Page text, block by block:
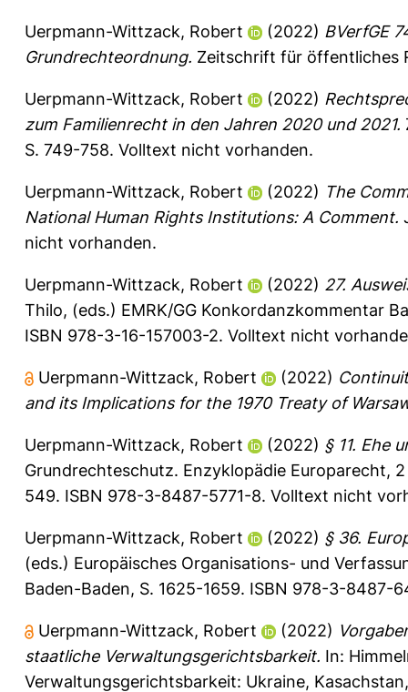
Uerpmann-Wittzack, Robert (2022) BVerfGE
Grundrechteordnung. Zeitschrift für öffentliches
Uerpmann-Wittzack, Robert (2022)
zum Familienrecht in den Jahren 2020 und 2021.
S. 749-758. Volltext nicht vorhanden.
Uerpmann-Wittzack, Robert (2022) The
National Human Rights Institutions: A Comment.
nicht vorhanden.
Uerpmann-Wittzack, Robert (2022) 27.
Thilo, (eds.) EMRK/GG Konkordanzkommentar
ISBN 978-3-16-157003-2. Volltext nicht
Uerpmann-Wittzack, Robert (2022)
and its Implications for the 1970 Treaty of
Uerpmann-Wittzack, Robert (2022) § 11. Ehe
Grundrechteschutz. Enzyklopädie Europarecht,
549. ISBN 978-3-8487-5771-8. Volltext nicht
Uerpmann-Wittzack, Robert (2022) § 36.
(eds.) Europäisches Organisations- und
Baden-Baden, S. 1625-1659. ISBN 978-3-8487-
Uerpmann-Wittzack, Robert (2022)
staatliche Verwaltungsgerichtsbarkeit. In:
Verwaltungsgerichtsbarkeit: Ukraine,